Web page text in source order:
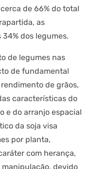
de 66% do total
as
dos legumes.
de legumes nas
de fundamental
de grãos,
características do
e do arranjo espacial
da soja visa
por planta,
com herança,
devido